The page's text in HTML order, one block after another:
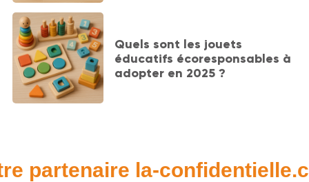
Quels sont les jouets
éducatifs écoresponsables à
adopter en 2025 ?
partenaire la-